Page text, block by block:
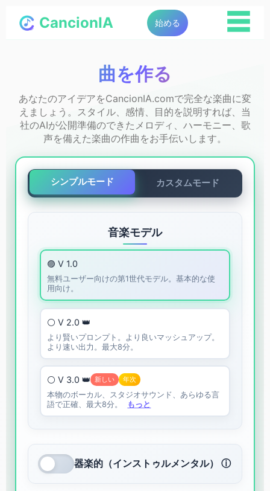
CancionIA 始める ☰
曲を作る
あなたのアイデアをCancionIA.comで完全な楽曲に変
えましょう。スタイル、感情、目的を説明すれば、当
社のAIが公開準備のできたメロディ、ハーモニー、歌
声を備えた楽曲の作曲をお手伝いします。
シンプルモード カスタムモード
音楽モデル
🟣 V 1.0
無料ユーザー向けの第1世代モデル。基本的な使
用向け。
⚪ V 2.0 👑
より賢いプロンプト。より良いマッシュアップ。
より速い出力。最大8分。
⚪ V 3.0 👑 新しい 年次
本物のボーカル、スタジオサウンド、あらゆる言
語で正確、最大8分。
もっと
器楽的（インストゥルメンタル） ⓘ